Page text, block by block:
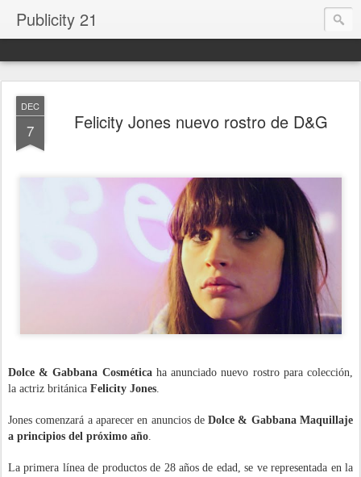
Publicity 21
DEC
7 Felicity Jones nuevo rostro de D&G
Dolce & Gabbana Cosméticaha anunciado nuevo rostro para colección,
la actriz británica Felicity Jones.
Jones comenzará a aparecer en anuncios deDolce & Gabbana Maquillaje
a principios del próximo año.
La primera línea de productos de 28 años de edad, se ve representada en la